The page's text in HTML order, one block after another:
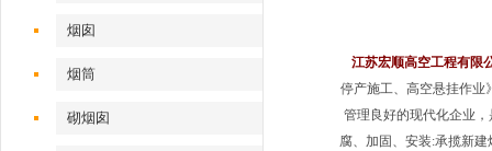
烟囱
烟筒
砌烟囱
江苏宏顺高空工程有限
停产施工、高空悬挂作业
管理良好的现代化企业
腐、加固、安装:承揽新